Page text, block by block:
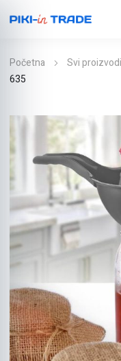
Početna Svi proizvodi
635